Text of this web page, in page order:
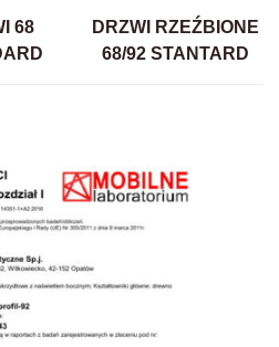
68
DRZWI RZEŹBIONE
68/92 STANTARD